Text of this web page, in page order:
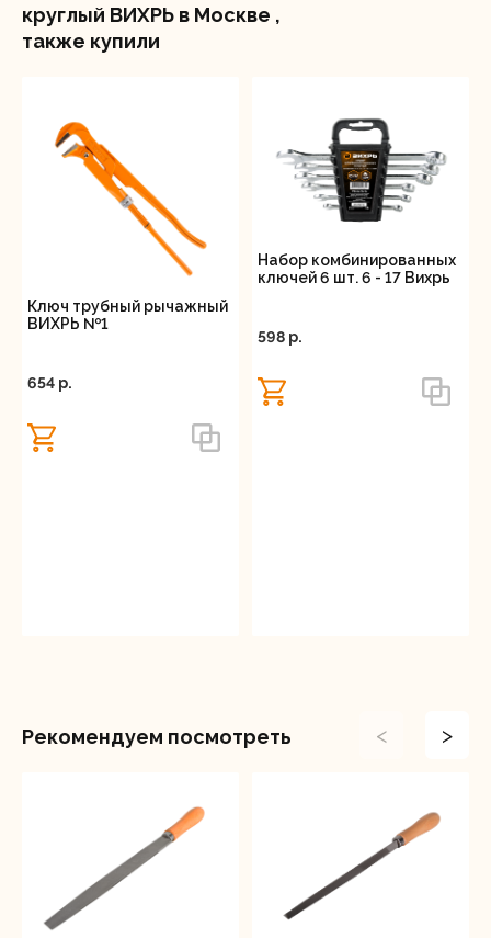
круглый ВИХРЬ в Москве ,
также купили
Ключ трубный рычажный
ВИХРЬ №1
654 p.
Набор комбинированных
ключей 6 шт. 6 - 17 Вихрь
598 p.
Рекомендуем посмотреть < >